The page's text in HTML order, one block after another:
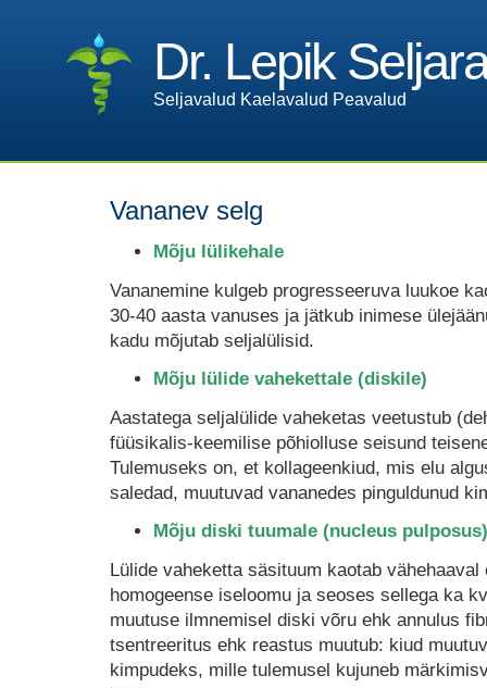
Dr. Lepik
Seljavalud Kaelavalud Peavalud
Vananev selg
Mõju lülikehale
Vananemine kulgeb progresseeruva luukoe
30-40 aasta vanuses ja jätkub inimese
kadu mõjutab seljalülisid.
Mõju lülide vahekettale (diskile)
Aastatega seljalülide vaheketas veetustub
füüsikalis-keemilise põhiolluse seisund
Tulemuseks on, et kollageenkiud, mis elu
saledad, muutuvad vananedes pinguldunud
Mõju diski tuumale (nucleus pulposus)
Lülide vaheketta säsituum kaotab
homogeense iseloomu ja seoses sellega ka
muutuse ilmnemisel diski võru ehk annulus
tsentreeritus ehk reastus muutub: kiud
kimpudeks, mille tulemusel kujuneb